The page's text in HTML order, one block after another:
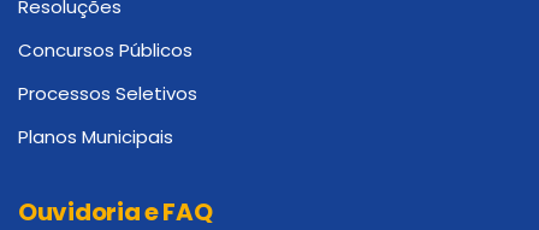
Resoluções
Concursos Públicos
Processos Seletivos
Planos Municipais
Ouvidoria e FAQ